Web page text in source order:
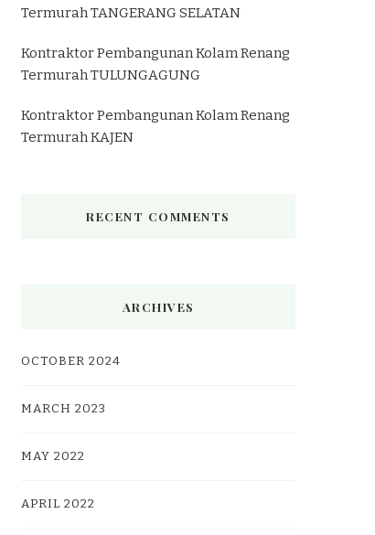
Termurah TANGERANG SELATAN
Kontraktor Pembangunan Kolam Renang
Termurah TULUNGAGUNG
Kontraktor Pembangunan Kolam Renang
Termurah KAJEN
RECENT COMMENTS
ARCHIVES
OCTOBER 2024
MARCH 2023
MAY 2022
APRIL 2022